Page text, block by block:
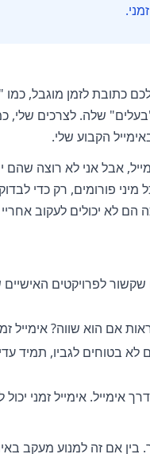
כתובת לזמן מוגבל,
שלה. לצרכים שלי,
הקבוע שלי.
אבל אני לא רוצה
לפעמים אני נרשם לאתרים כמו יד2 או כל
לא יכולים לעקוב
אם הוא שווה? אימייל
בטוחים לגביו, תמיד
אימייל. אימייל זמני
אם זה למנוע מעקב